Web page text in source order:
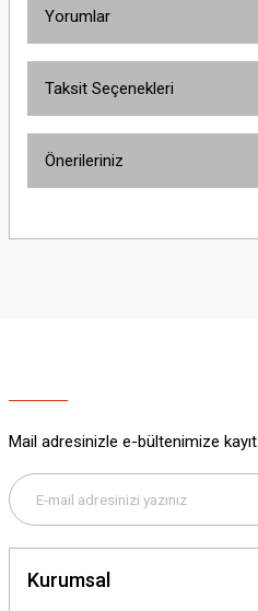
Yorumlar
Taksit Seçenekleri
Önerileriniz
yetersiz gördüğünüz noktaları öneri
Bu ürüne benzer farklı alternatifler
Mail adresinizle e-bültenimize
Kurumsal